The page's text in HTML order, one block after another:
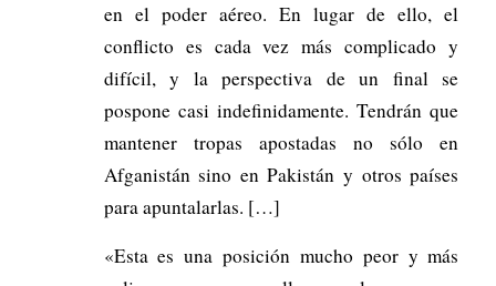
en el poder aéreo. En lugar de ello, el
conflicto es cada vez más complicado y
difícil, y la perspectiva de un final se
pospone casi indefinidamente. Tendrán que
mantener tropas apostadas no sólo en
Afganistán sino en Pakistán y otros países
para apuntalarlas. […]
«Esta es una posición mucho peor y más